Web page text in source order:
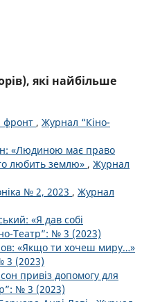
які найбільше
фронт , Журнал “Кіно-
«Людиною має право
любить землю» , Журнал
№ 2, 2023 , Журнал
«Я дав собі
Театр”: № 3 (2023)
«Якщо ти хочеш миру…»
3 (2023)
привіз допомогу для
№ 3 (2023)